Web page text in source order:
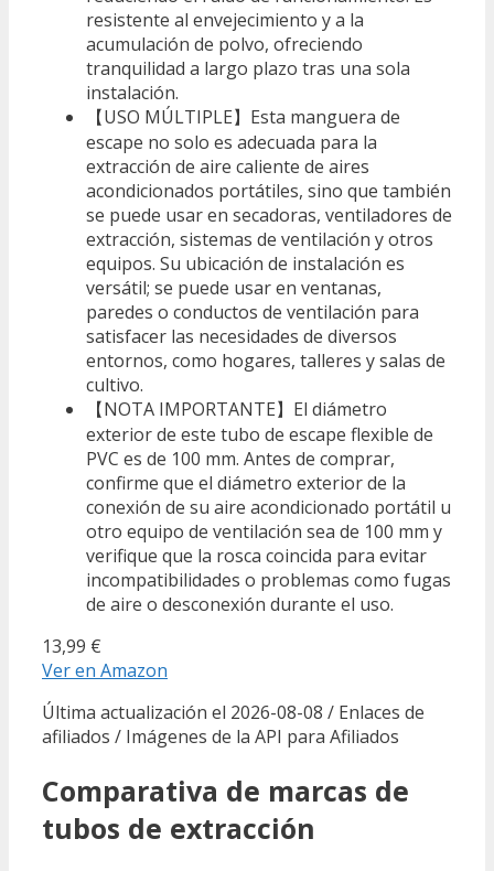
resistente al envejecimiento y a la
acumulación de polvo, ofreciendo
tranquilidad a largo plazo tras una sola
instalación.
【USO MÚLTIPLE】Esta manguera de
escape no solo es adecuada para la
extracción de aire caliente de aires
acondicionados portátiles, sino que también
se puede usar en secadoras, ventiladores de
extracción, sistemas de ventilación y otros
equipos. Su ubicación de instalación es
versátil; se puede usar en ventanas,
paredes o conductos de ventilación para
satisfacer las necesidades de diversos
entornos, como hogares, talleres y salas de
cultivo.
【NOTA IMPORTANTE】El diámetro
exterior de este tubo de escape flexible de
PVC es de 100 mm. Antes de comprar,
confirme que el diámetro exterior de la
conexión de su aire acondicionado portátil u
otro equipo de ventilación sea de 100 mm y
verifique que la rosca coincida para evitar
incompatibilidades o problemas como fugas
de aire o desconexión durante el uso.
13,99 €
Ver en Amazon
Última actualización el 2026-08-08 / Enlaces de
afiliados / Imágenes de la API para Afiliados
Comparativa de marcas de
tubos de extracción